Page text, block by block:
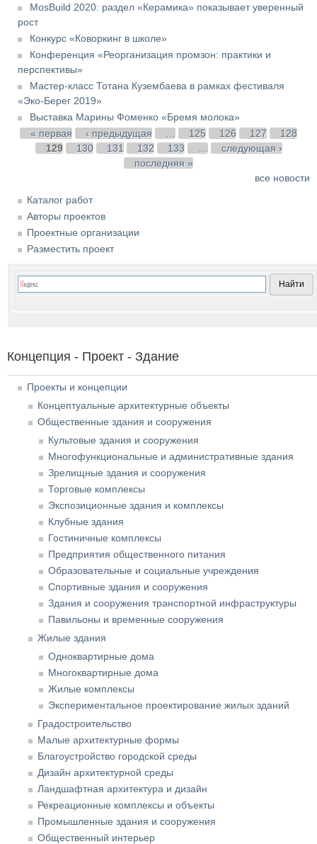
MosBuild 2020: раздел «Керамика» показывает уверенный
рост
Конкурс «Коворкинг в школе»
Конференция «Реорганизация промзон: практики и
перспективы»
Мастер-класс Тотана Кузембаева в рамках фестиваля
«Эко-Берег 2019»
Выставка Марины Фоменко «Бремя молока»
Страницы
« первая ‹ предыдущая 125 126 127
128
129
130 131 132 133
следующая ›
последняя »
все новости
Каталог работ
Авторы проектов
Проектные организации
Разместить проект
Концепция - Проект - Здание
Проекты и концепции
Концептуальные архитектурные объекты
Общественные здания и сооружения
Культовые здания и сооружения
Многофункциональные и административные здания
Зрелищные здания и сооружения
Торговые комплексы
Экспозиционные здания и комплексы
Клубные здания
Гостиничные комплексы
Предприятия общественного питания
Образовательные и социальные учреждения
Спортивные здания и сооружения
Здания и сооружения транспортной инфраструктуры
Павильоны и временные сооружения
Жилые здания
Одноквартирные дома
Многоквартирные дома
Жилые комплексы
Экспериментальное проектирование жилых зданий
Градостроительство
Малые архитектурные формы
Благоустройство городской среды
Дизайн архитектурной среды
Ландшафтная архитектура и дизайн
Рекреационные комплексы и объекты
Промышленные здания и сооружения
Общественный интерьер